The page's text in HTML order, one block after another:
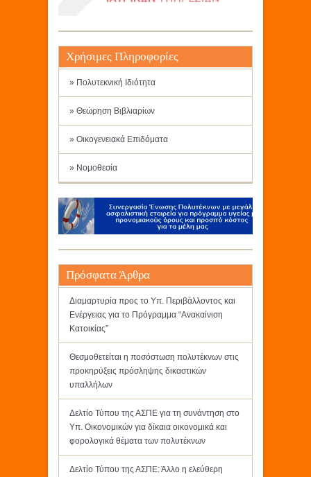
Χρήσιμες Πληροφορίες
» Πολυτεκνική Ιδιότητα
» Θεώρηση Βιβλιαρίων
» Οικογενειακά Επιδόματα
» Νομοθεσία
Πρόσφατα Άρθρα
Διαμαρτυρία προς το Υπ. Περιβάλλοντος και
Ενέργειας για το Πρόγραμμα “Ανακαίνιση
Κατοικίας”
Θεσμοθετείται η ποσόστωση πολυτέκνων στις
προκηρύξεις πρόσληψης δικαστικών
υπαλλήλων
Δελτίο Τύπου της ΑΣΠΕ για τη συνάντηση στο
Υπ. Οικονομικών για δίκαια οικονομικά και
φορολογικά θέματα των πολυτέκνων
Δελτίο Τύπου της ΑΣΠΕ: Άλλο η ελεύθερη